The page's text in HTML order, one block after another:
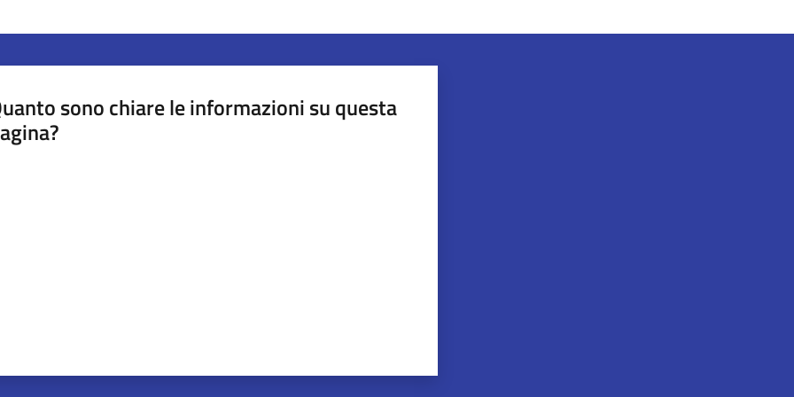
sono chiare le informazioni su questa